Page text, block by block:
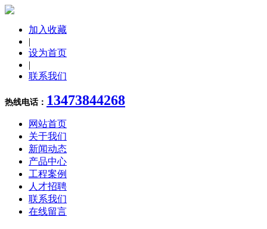
加入收藏
|
设为首页
|
联系我们
热线电话： 13473844268
网站首页
关于我们
新闻动态
产品中心
工程案例
人才招聘
联系我们
在线留言